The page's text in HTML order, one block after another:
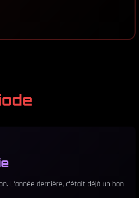
L'année dernière, c'était déjà un bon